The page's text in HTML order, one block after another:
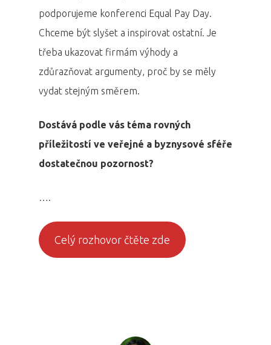
podporujeme konferenci Equal Pay Day.
Chceme být slyšet a inspirovat ostatní. Je
třeba ukazovat firmám výhody a
zdůrazňovat argumenty, proč by se měly
vydat stejným směrem.
Dostává podle vás téma rovných
příležitostí ve veřejné a byznysové sféře
dostatečnou pozornost?
….
Celý rozhovor čtěte zde